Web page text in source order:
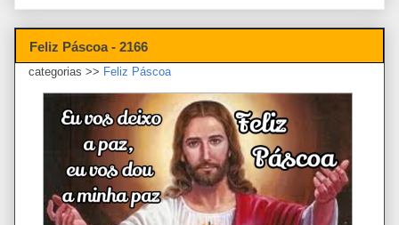
Feliz Páscoa - 2166
categorias >> Feliz Páscoa